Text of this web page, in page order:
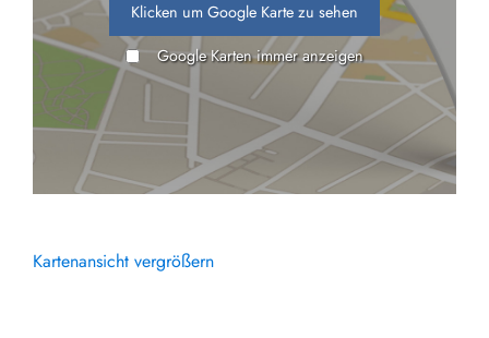
Klicken um Google Karte zu sehen
Google Karten immer anzeigen
Kartenansicht vergrößern